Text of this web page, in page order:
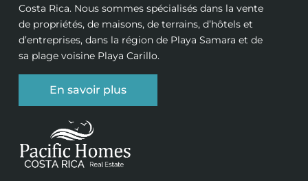
Costa Rica. Nous sommes spécialisés dans la vente
de propriétés, de maisons, de terrains, d’hôtels et
d’entreprises, dans la région de Playa Samara et de
sa plage voisine Playa Carillo.
En savoir plus